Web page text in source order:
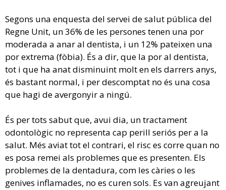
Segons una enquesta del servei de salut pública del
Regne Unit, un 36% de les persones tenen una por
moderada a anar al dentista, i un 12% pateixen una
por extrema (fòbia). És a dir, que la por al dentista,
tot i que ha anat disminuint molt en els darrers anys,
és bastant normal, i per descomptat no és una cosa
que hagi de avergonyir a ningú.
És per tots sabut que, avui dia, un tractament
odontològic no representa cap perill seriós per a la
salut. Més aviat tot el contrari, el risc es corre quan no
es posa remei als problemes que es presenten. Els
problemes de la dentadura, com les càries o les
genives inflamades, no es curen sols. Es van agreujant